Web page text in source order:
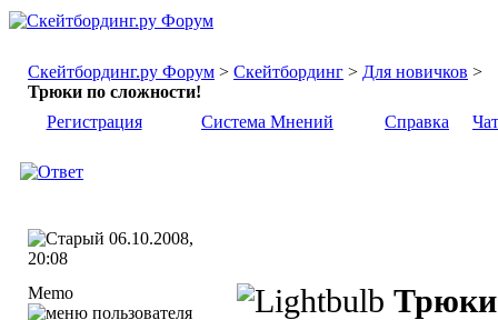
Скейтбординг.ру Форум > Скейтбординг > Для новичков >
Трюки по сложности!
Регистрация
Система Мнений Справка Чат
06.10.2008,
20:08
Memo
Трюки